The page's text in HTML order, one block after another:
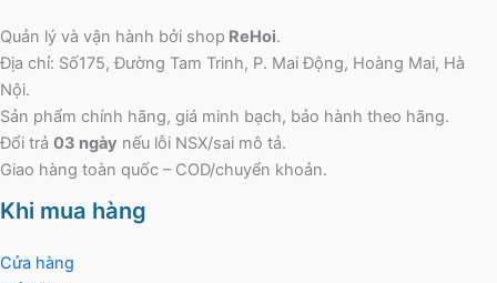
Quản lý và vận hành bởi shop ReHoi.
Địa chỉ: Số175, Đường Tam Trinh, P. Mai Động, Hoàng Mai, Hà
Nội.
Sản phẩm chính hãng, giá minh bạch, bảo hành theo hãng.
Đổi trả 03 ngày nếu lỗi NSX/sai mô tả.
Giao hàng toàn quốc – COD/chuyển khoản.
Khi mua hàng
Cửa hàng